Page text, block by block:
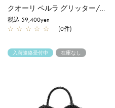
クオーリ ペルラ グリッター/スモール/フラミンゴシルバー【オンラインストア先行販売商品】
税込 59,400yen
☆ ☆ ☆ ☆ ☆ (0件)
入荷連絡受付中 在庫なし